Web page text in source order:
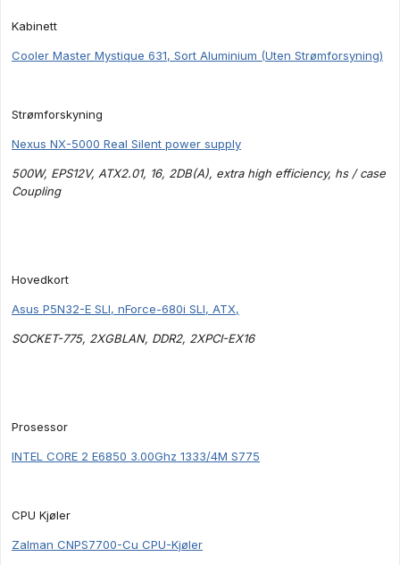
Kabinett
Cooler Master Mystique 631, Sort Aluminium (Uten Strømforsyning)
Strømforskyning
Nexus NX-5000 Real Silent power supply
500W, EPS12V, ATX2.01, 16, 2DB(A), extra high efficiency, hs / case
Coupling
Hovedkort
Asus P5N32-E SLI, nForce-680i SLI, ATX,
SOCKET-775, 2XGBLAN, DDR2, 2XPCI-EX16
Prosessor
INTEL CORE 2 E6850 3.00Ghz 1333/4M S775
CPU Kjøler
Zalman CNPS7700-Cu CPU-Kjøler